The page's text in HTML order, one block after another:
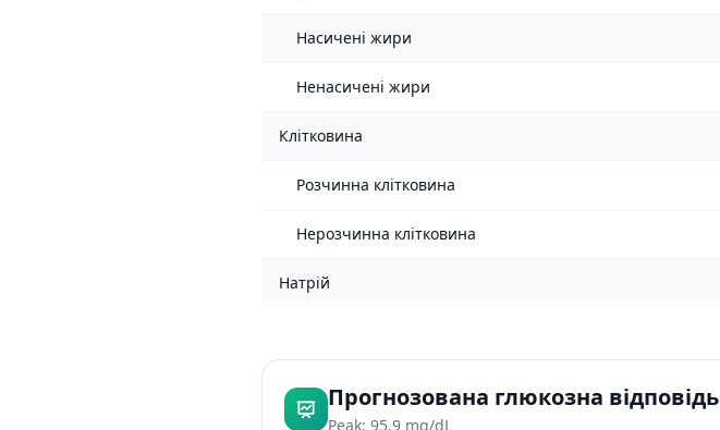
Насичені жири
Ненасичені жири
Клітковина
Розчинна клітковина
Нерозчинна клітковина
Натрій
Прогнозована глюкозна відповідь
Peak: 95.9 mg/dL